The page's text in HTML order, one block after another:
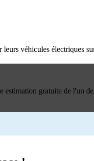
véhicules électriques
estimation gratuite de l'un